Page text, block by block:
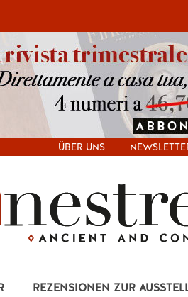
ÜBER UNS
REZENSIONEN ZUR